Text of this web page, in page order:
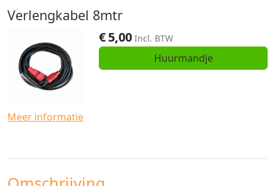
Verlengkabel 8mtr
€5,00 Incl. BTW
Huurmandje
Meer informatie